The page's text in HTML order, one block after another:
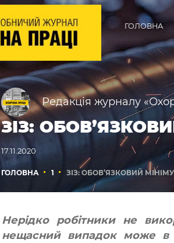
ГОЛОВНА
Редакція журналу
ЗІЗ:
17.11.2020
ГОЛОВНА 1 ЗІЗ: ОБОВ’ЯЗКОВИЙ
Нерідко робітники не
нещасний випадок може